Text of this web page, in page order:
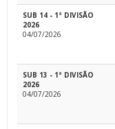
SUB 14 - 1ª DIVISÃO
2026
04/07/2026
SUB 13 - 1ª DIVISÃO
2026
04/07/2026